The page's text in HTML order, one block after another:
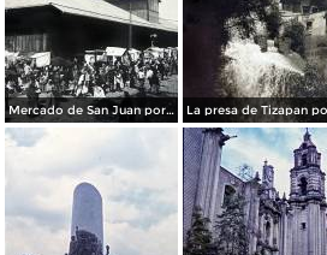
Mercado de San Juan por el fotografo Felix Miret